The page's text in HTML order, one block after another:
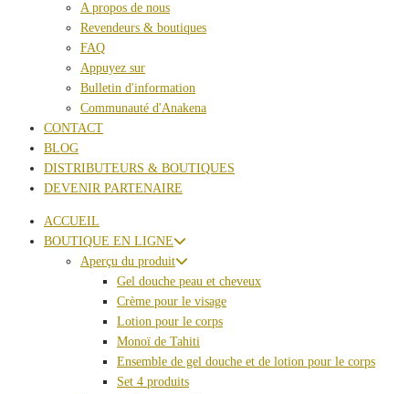
A propos de nous
Revendeurs & boutiques
FAQ
Appuyez sur
Bulletin d'information
Communauté d'Anakena
CONTACT
BLOG
DISTRIBUTEURS & BOUTIQUES
DEVENIR PARTENAIRE
ACCUEIL
BOUTIQUE EN LIGNE
Aperçu du produit
Gel douche peau et cheveux
Crème pour le visage
Lotion pour le corps
Monoï de Tahiti
Ensemble de gel douche et de lotion pour le corps
Set 4 produits